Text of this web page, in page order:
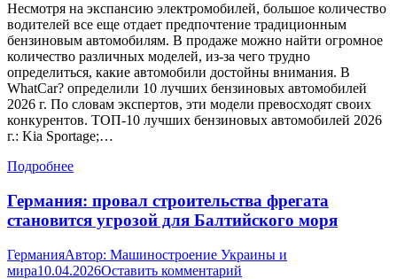
Несмотря на экспансию электромобилей, большое количество
водителей все еще отдает предпочтение традиционным
бензиновым автомобилям. В продаже можно найти огромное
количество различных моделей, из-за чего трудно
определиться, какие автомобили достойны внимания. В
WhatCar? определили 10 лучших бензиновых автомобилей
2026 г. По словам экспертов, эти модели превосходят своих
конкурентов. ТОП-10 лучших бензиновых автомобилей 2026
г.: Kia Sportage;…
Подробнее
Германия: провал строительства фрегата
становится угрозой для Балтийского моря
ГерманияАвтор: Машиностроение Украины и
мира10.04.2026Оставить комментарий